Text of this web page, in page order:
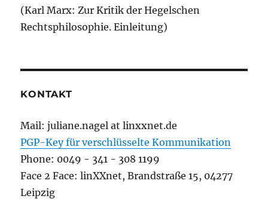
(Karl Marx: Zur Kritik der Hegelschen
Rechtsphilosophie. Einleitung)
KONTAKT
Mail: juliane.nagel at linxxnet.de
PGP-Key für verschlüsselte Kommunikation
Phone: 0049 - 341 - 308 1199
Face 2 Face: linXXnet, Brandstraße 15, 04277
Leipzig